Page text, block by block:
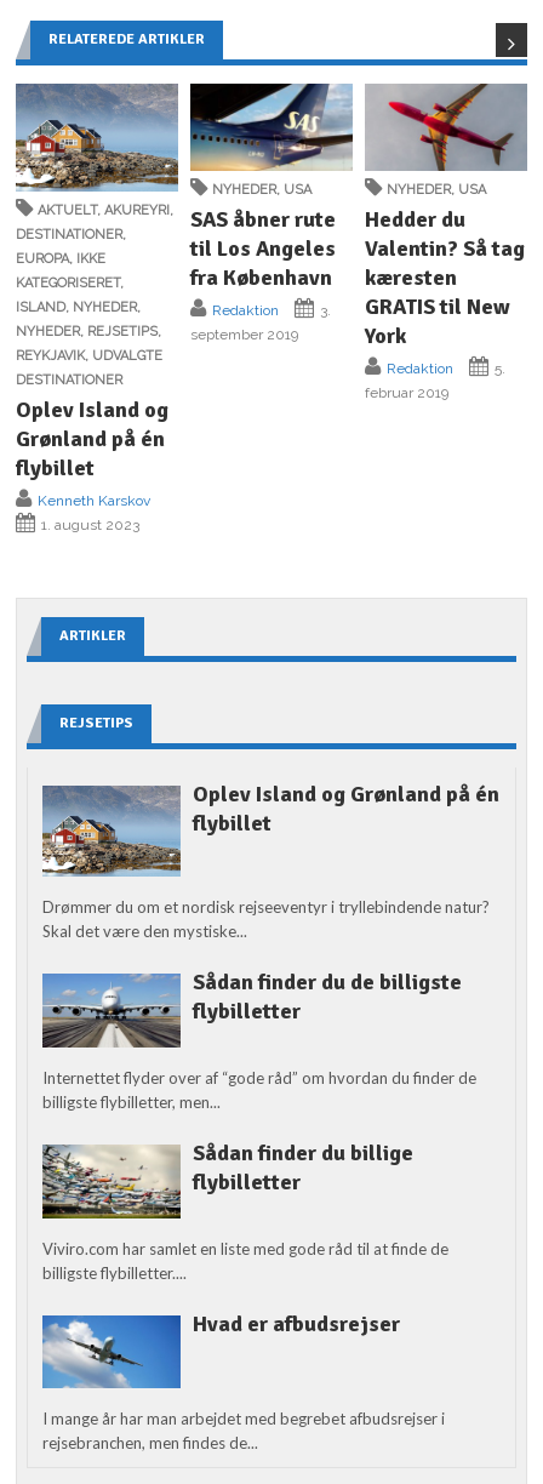
RELATEREDE ARTIKLER
AKTUELT,AKUREYRI,
DESTINATIONER,
EUROPA, IKKE
KATEGORISERET,
ISLAND, NYHEDER,
NYHEDER, REJSETIPS,
REYKJAVIK, UDVALGTE
DESTINATIONER
Oplev Island og
Grønland på én
flybillet
Kenneth Karskov
1. august 2023
NYHEDER, USA
SAS åbner rute
til Los Angeles
fra København
Redaktion
3.
september 2019
NYHEDER, USA
Hedder du
Valentin? Så tag
kæresten
GRATIS til New
York
Redaktion
5.
februar 2019
ARTIKLER
REJSETIPS
Oplev Island og Grønland på én
flybillet
Drømmer du om et nordisk rejseeventyr i tryllebindende natur?
Skal det være den mystiske...
Sådan finder du de billigste
flybilletter
Internettet flyder over af “gode råd” om hvordan du finder de
billigste flybilletter, men...
Sådan finder du billige
flybilletter
Viviro.com har samlet en liste med gode råd til at finde de
billigste flybilletter....
Hvad er afbudsrejser
I mange år har man arbejdet med begrebet afbudsrejser i
rejsebranchen, men findes de...